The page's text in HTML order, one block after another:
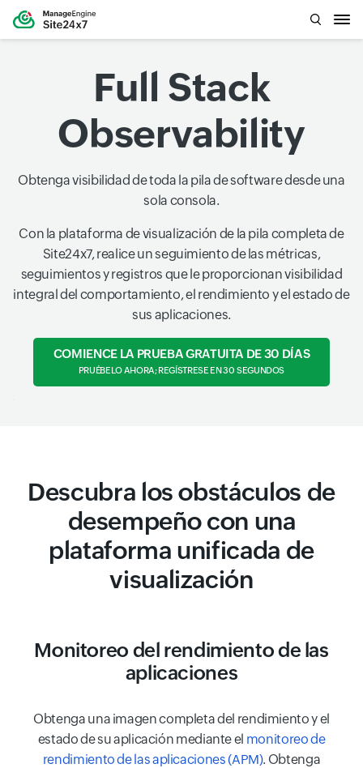
Full Stack
Observability
Obtenga visibilidad de toda la pila de software desde una
sola consola.
Con la plataforma de visualización de la pila completa de
Site24x7, realice un seguimiento de las métricas,
seguimientos y registros que le proporcionan visibilidad
integral del comportamiento, el rendimiento y el estado de
sus aplicaciones.
COMIENCE LA PRUEBA GRATUITA DE 30 DÍAS
PRUÉBELO AHORA; REGÍSTRESE EN 30 SEGUNDOS
Descubra los obstáculos de
desempeño con una
plataforma unificada de
visualización
Monitoreo del rendimiento de las
aplicaciones
Obtenga una imagen completa del rendimiento y el
estado de su aplicación mediante el monitoreo de
rendimiento de las aplicaciones (APM). Obtenga